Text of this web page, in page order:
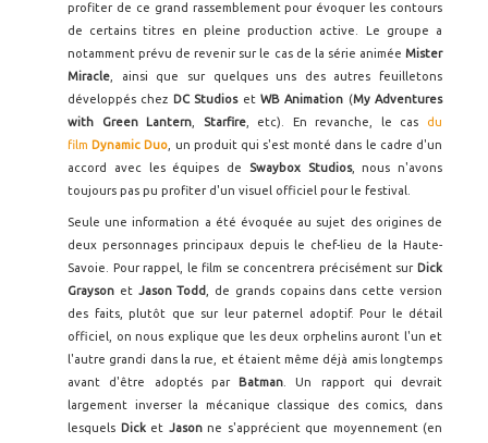
profiter de ce grand rassemblement pour évoquer les contours
de certains titres en pleine production active. Le groupe a
notamment prévu de revenir sur le cas de la série animée Mister
Miracle , ainsi que sur quelques uns des autres feuilletons
développés chez DC Studioset WB Animation (My Adventures
with Green Lantern
Starfire, etc). En revanche, le cas du
film Dynamic Duo , un produit qui s'est monté dans le cadre d'un
accord avec les équipes de
Swaybox Studios, nous n'avons
toujours pas pu profiter d'un visuel officiel pour le festival.
Seule une information a été évoquée au sujet des origines de
deux personnages principaux depuis le chef-lieu de la Haute-
Savoie. Pour rappel, le film se concentrera précisément sur Dick
Grayson et Jason Todd
, de grands copains dans cette version
des faits, plutôt que sur leur paternel adoptif. Pour le détail
officiel, on nous explique que les deux orphelins auront l'un et
l'autre grandi dans la rue, et étaient même déjà amis longtemps
avant d'être adoptés par
Batman . Un rapport qui devrait
largement inverser la mécanique classique des comics, dans
lesquels Dicket Jasonne s'apprécient que moyennement (en